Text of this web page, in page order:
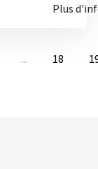
Plus
... 18